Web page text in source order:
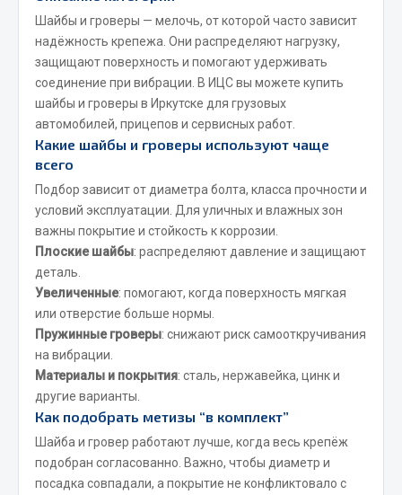
Запчасти FAW
Подвеска
Двигатель
Система охлаждения
Ось передняя
Тормозная система
Электрооборудование
Весь раздел
Фильтры
JSB
Mann-filter
Vic
Шайбы и гроверы — мелочь, от которой часто зависит
надёжность крепежа. Они распределяют нагрузку,
защищают поверхность и помогают удерживать
соединение при вибрации. В ИЦС вы можете купить
шайбы и гроверы в Иркутске для грузовых
автомобилей, прицепов и сервисных работ.
Какие шайбы и гроверы используют чаще
всего
Подбор зависит от диаметра болта, класса прочности и
условий эксплуатации. Для уличных и влажных зон
важны покрытие и стойкость к коррозии.
Плоские шайбы: распределяют давление и защищают
деталь.
Увеличенные: помогают, когда поверхность мягкая
или отверстие больше нормы.
Пружинные гроверы: снижают риск самооткручивания
на вибрации.
Материалы и покрытия: сталь, нержавейка, цинк и
другие варианты.
Как подобрать метизы “в комплект”
Шайба и гровер работают лучше, когда весь крепёж
подобран согласованно. Важно, чтобы диаметр и
посадка совпадали, а покрытие не конфликтовало с